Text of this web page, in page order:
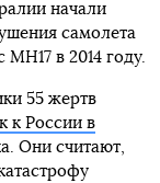
начали
самолета
в 2014 году.
55 жертв
к России в
Они считают,